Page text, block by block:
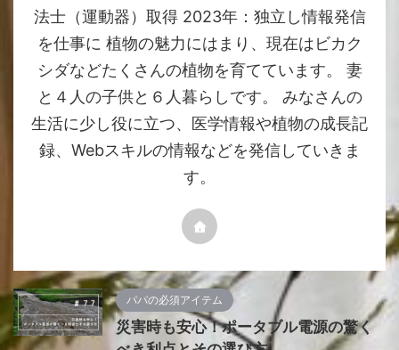
法士（運動器）取得 2023年：独立し情報発信
を仕事に 植物の魅力にはまり、現在はビカク
シダなどたくさんの植物を育てています。 妻
と４人の子供と６人暮らしです。 みなさんの
生活に少し役に立つ、医学情報や植物の成長記
録、Webスキルの情報などを発信していきま
す。
パパの必須アイテム
災害時も安心！ポータブル電源の驚く